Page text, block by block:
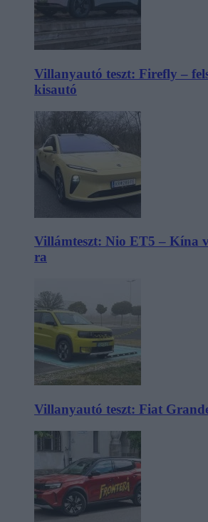
Villanyautó teszt: Firefly –
kisautó
Villámteszt: Nio ET5 – Kína
ra
Villanyautó teszt: Fiat